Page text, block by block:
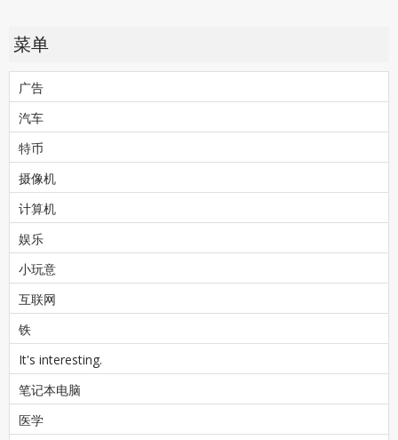
菜单
广告
汽车
特币
摄像机
计算机
娱乐
小玩意
互联网
铁
It's interesting.
笔记本电脑
医学